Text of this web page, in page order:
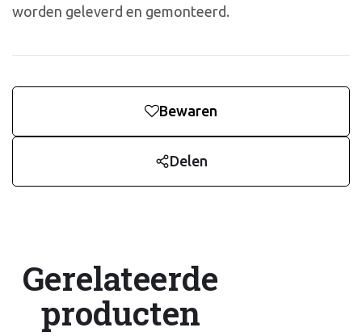
worden geleverd en gemonteerd.
Bewaren
Delen
Gerelateerde
producten